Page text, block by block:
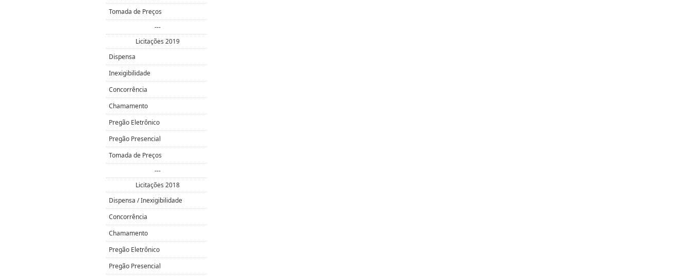
Tomada de Preços
---
Licitações 2019
Dispensa
Inexigibilidade
Concorrência
Chamamento
Pregão Eletrônico
Pregão Presencial
Tomada de Preços
---
Licitações 2018
Dispensa / Inexigibilidade
Concorrência
Chamamento
Pregão Eletrônico
Pregão Presencial